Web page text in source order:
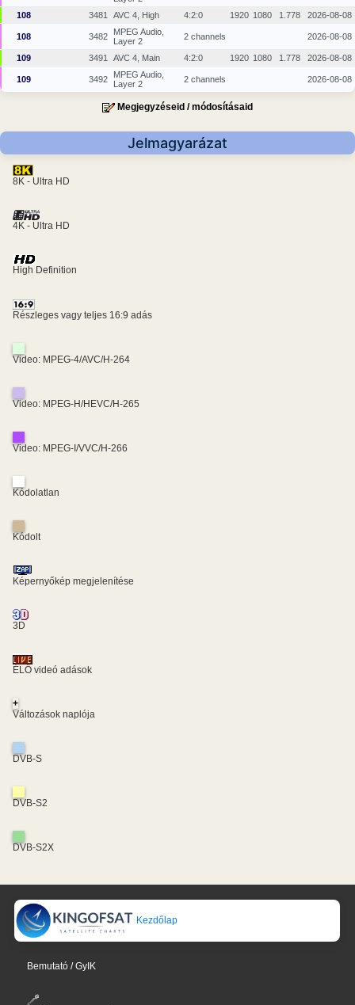
108
3481 AVC 4, High 4:2:0 1920 1080 1.778 2026-08-08
108 3482
MPEG Audio,
Layer 2
2 channels 2026-08-08
109 3491 AVC 4, Main 4:2:0 1920 1080 1.778 2026-08-08
109 3492
MPEG Audio,
Layer 2
2 channels 2026-08-08
Megjegyzéseid / módosításaid
Jelmagyarázat
8K - Ultra HD
4K - Ultra HD
High Definition
Részleges vagy teljes 16:9 adás
Video: MPEG-4/AVC/H-264
Video: MPEG-H/HEVC/H-265
Video: MPEG-I/VVC/H-266
Kódolatlan
Kódolt
Képernyőkép megjelenítése
3D
ÉLŐ videó adások
+
Változások naplója
DVB-S
DVB-S2
DVB-S2X
Kezdőlap
Bemutató / GyIK